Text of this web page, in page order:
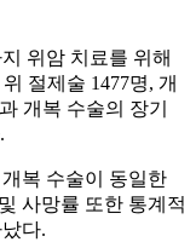
위암 치료를 위해
절제술 1477명, 개
개복 수술의 장기
복 수술이 동일한
사망률 또한 통계적
다.